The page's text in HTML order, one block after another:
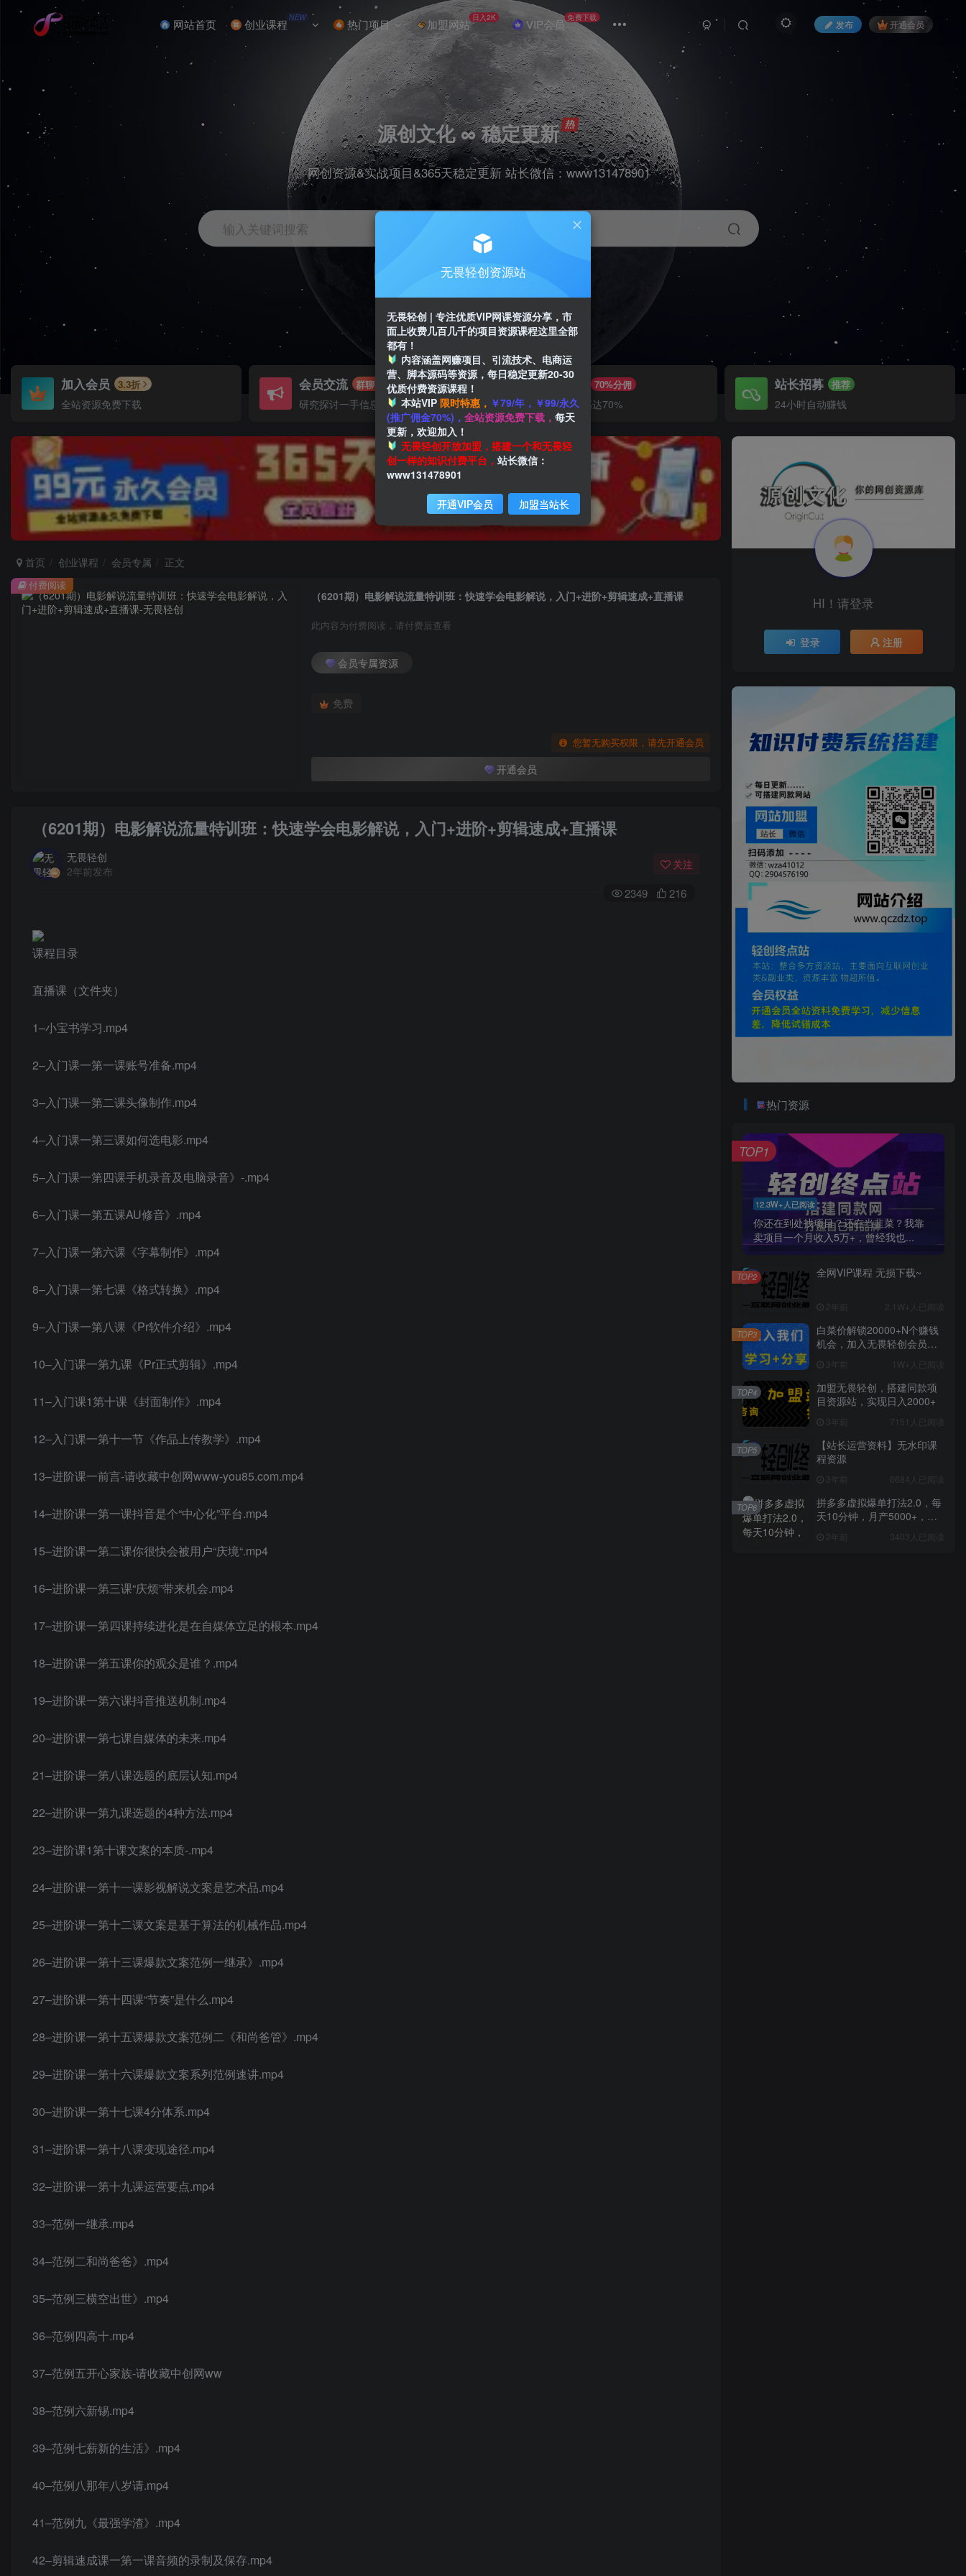
网站首页 创业课程 NEW 热门项目 加盟网站 日入2K VIP会员 免费下载
发布 开通会员
源创文化 ∞ 稳定更新
网创资源&实战项目&365天稳定更新 站长微信：www131478901
输入关键词搜索
引流 剪辑 短视频
加入会员 3.3折
全站资源免费下载
会员交流 群聊
研究探讨一手信息差
推广赚钱 70%分佣
推广返佣高达70%
站长招募 推荐
24小时自动赚钱
首页 创业课程 会员专属 正文
（6201期）电影解说流量特训班：快速学会电影解说，入门+进阶+剪辑速成+直播课
此内容为付费阅读，请付费后查看
会员专属资源
免费
您暂无购买权限，请先开通会员
开通会员
付费阅读
（6201期）电影解说流量特训班：快速学会电影解说，入门+进阶+剪辑速成+直播课
无畏轻创
2年前发布
关注
2349 216
课程目录
直播课（文件夹）
1–小宝书学习.mp4
2–入门课一第一课账号准备.mp4
3–入门课一第二课头像制作.mp4
4–入门课一第三课如何选电影.mp4
5–入门课一第四课手机录音及电脑录音》-.mp4
6–入门课一第五课AU修音》.mp4
7–入门课一第六课《字幕制作》.mp4
8–入门课一第七课《格式转换》.mp4
9–入门课一第八课《Pr软件介绍》.mp4
10–入门课一第九课《Pr正式剪辑》.mp4
11–入门课1第十课《封面制作》.mp4
12–入门课一第十一节《作品上传教学》.mp4
13–进阶课一前言-请收藏中创网www-you85.com.mp4
14–进阶课一第一课抖音是个“中心化”平台.mp4
15–进阶课一第二课你很快会被用户“庆境“.mp4
16–进阶课一第三课“庆烦”带来机会.mp4
17–进阶课一第四课持续进化是在自媒体立足的根本.mp4
18–进阶课一第五课你的观众是谁？.mp4
19–进阶课一第六课抖音推送机制.mp4
20–进阶课一第七课自媒体的未来.mp4
21–进阶课一第八课选题的底层认知.mp4
22–进阶课一第九课选题的4种方法.mp4
23–进阶课1第十课文案的本质-.mp4
24–进阶课一第十一课影视解说文案是艺术品.mp4
25–进阶课一第十二课文案是基于算法的机械作品.mp4
26–进阶课一第十三课爆款文案范例一继承》.mp4
27–进阶课一第十四课“节奏”是什么.mp4
28–进阶课一第十五课爆款文案范例二《和尚爸管》.mp4
29–进阶课一第十六课爆款文案系列范例速讲.mp4
30–进阶课一第十七课4分体系.mp4
31–进阶课一第十八课变现途径.mp4
32–进阶课一第十九课运营要点.mp4
33–范例一继承.mp4
34–范例二和尚爸爸》.mp4
35–范例三横空出世》.mp4
36–范例四高十.mp4
37–范例五开心家族-请收藏中创网ww
38–范例六新锡.mp4
39–范例七薪新的生活》.mp4
40–范例八那年八岁请.mp4
41–范例九《最强学渣》.mp4
42–剪辑速成课一第一课音频的录制及保存.mp4
HI！请登录
登录 注册
热门资源
12.3W+人已阅读
你还在到处找项目？还在当韭菜？我靠
卖项目一个月收入5万+，曾经我也...
TOP1
全网VIP课程 无损下载~
2年前 2.1W+人已阅读
TOP2
白菜价解锁20000+N个赚钱
机会，加入无畏轻创会员，
3年前 1W+人已阅读
TOP3
加盟无畏轻创，搭建同款项
目资源站，实现日入2000+
3年前 7151人已阅读
TOP4
【站长运营资料】无水印课
程资源
3年前 6684人已阅读
TOP5
拼多多虚拟爆单打法2.0，每
天10分钟，月产5000+，从0
2年前 3403人已阅读
TOP6
无畏轻创资源站
无畏轻创 | 专注优质VIP网课资源分享，市
面上收费几百几千的项目资源课程这里全部
都有！
内容涵盖网赚项目、引流技术、电商运
营、脚本源码等资源，每日稳定更新20-30
优质付费资源课程！
本站VIP 限时特惠， ￥79/年，￥99/永久
(推广佣金70%)， 全站资源免费下载， 每天
更新，欢迎加入！
无畏轻创开放加盟，搭建一个和无畏轻
创一样的知识付费平台， 站长微信：
www131478901
开通VIP会员 加盟当站长